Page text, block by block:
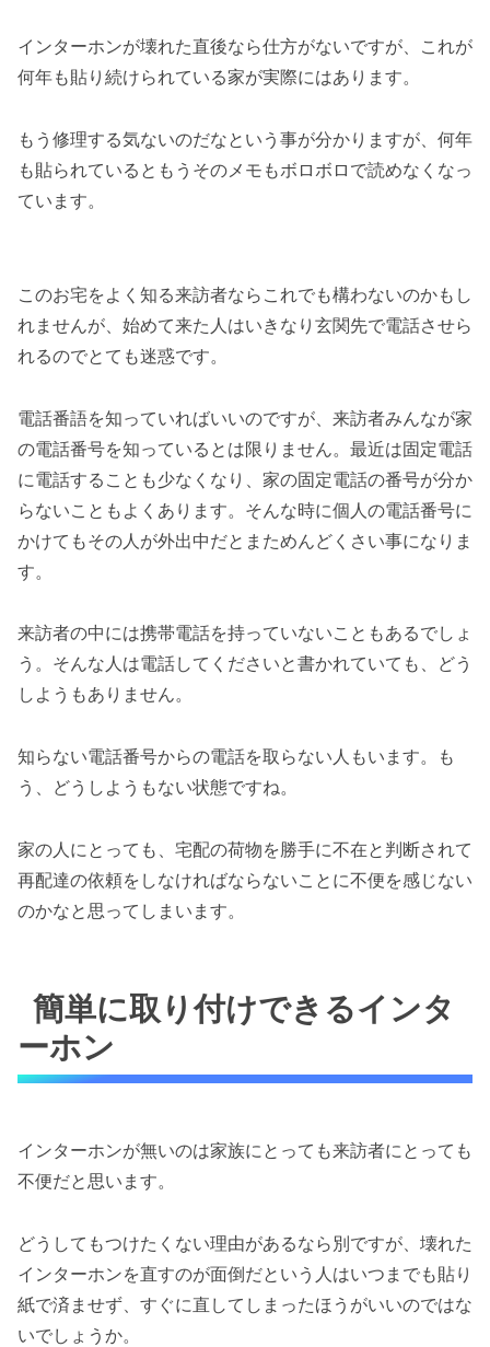
インターホンが壊れた直後なら仕方がないですが、これが
何年も貼り続けられている家が実際にはあります。
もう修理する気ないのだなという事が分かりますが、何年
も貼られているともうそのメモもボロボロで読めなくなっ
ています。
このお宅をよく知る来訪者ならこれでも構わないのかもし
れませんが、始めて来た人はいきなり玄関先で電話させら
れるのでとても迷惑です。
電話番語を知っていればいいのですが、来訪者みんなが家
の電話番号を知っているとは限りません。最近は固定電話
に電話することも少なくなり、家の固定電話の番号が分か
らないこともよくあります。そんな時に個人の電話番号に
かけてもその人が外出中だとまためんどくさい事になりま
す。
来訪者の中には携帯電話を持っていないこともあるでしょ
う。そんな人は電話してくださいと書かれていても、どう
しようもありません。
知らない電話番号からの電話を取らない人もいます。も
う、どうしようもない状態ですね。
家の人にとっても、宅配の荷物を勝手に不在と判断されて
再配達の依頼をしなければならないことに不便を感じない
のかなと思ってしまいます。
簡単に取り付けできるインタ
ーホン
インターホンが無いのは家族にとっても来訪者にとっても
不便だと思います。
どうしてもつけたくない理由があるなら別ですが、壊れた
インターホンを直すのが面倒だという人はいつまでも貼り
紙で済ませず、すぐに直してしまったほうがいいのではな
いでしょうか。